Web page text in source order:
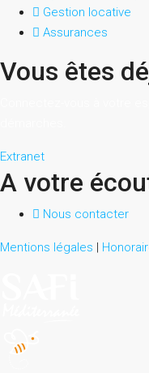
Gestion locative
Assurances
Vous êtes
Extranet
A votre
Nous contacter
Mentions légales |